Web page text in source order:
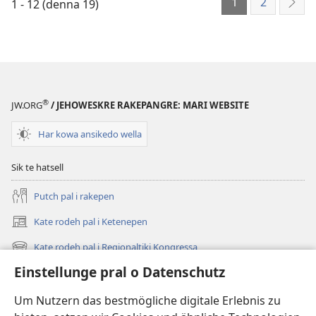
Einstellunge pral o Datenschutz
Um Nutzern das bestmögliche digitale Erlebnis zu
O
kowa?
Dewleskro
Hoi
1 - 12 (denna 19)
JW.ORG® / JEHOWESKRE RAKEPANGRE: MARI WEBSITE
Har kowa ansikedo wella
Sik te hatsell
Putch pal i rakepen
Kate rodeh pal i Ketenepen
(opens
new Kate rodeh pal i Regionaltiki Kongressa
(opens
new
window)
Dikh, hoi newes hi
Videos